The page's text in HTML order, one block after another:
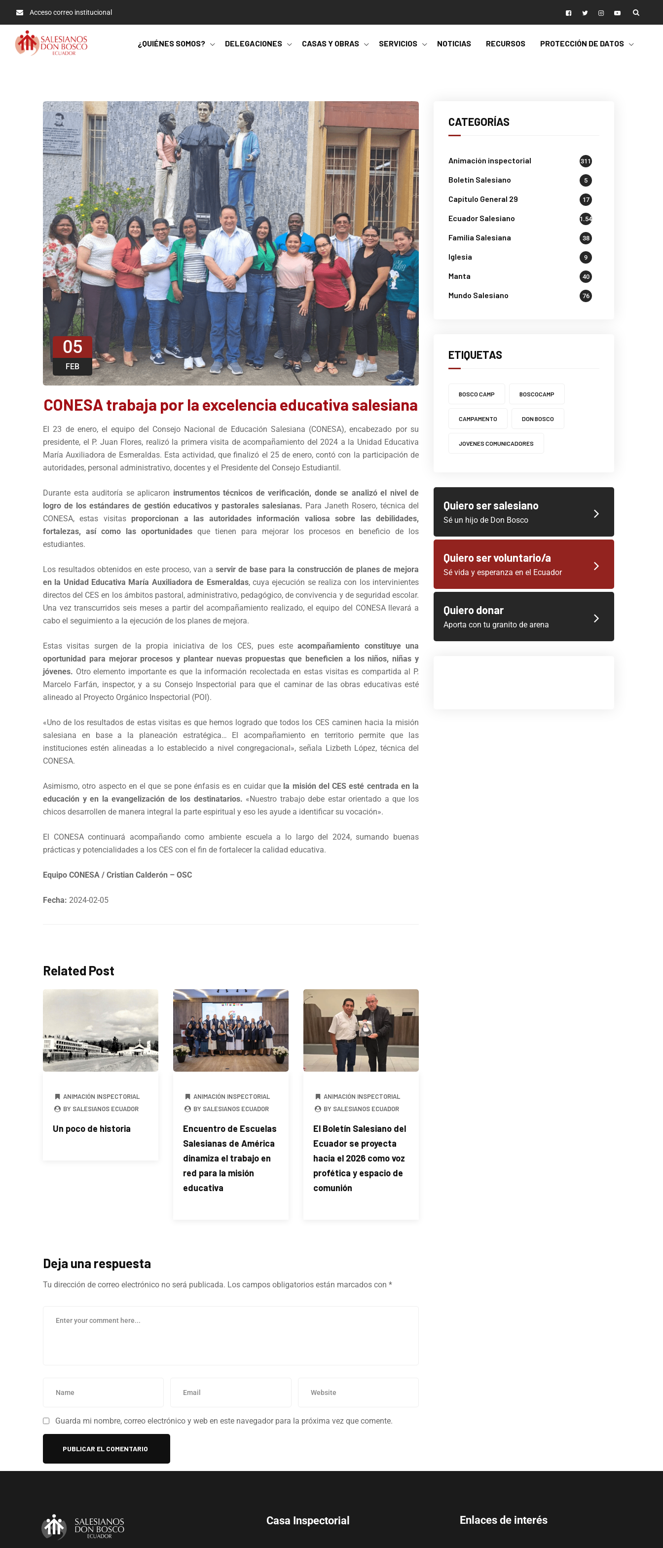
Acceso correo institucional
¿QUIÉNES SOMOS? DELEGACIONES CASAS Y OBRAS SERVICIOS NOTICIAS RECURSOS PROTECCIÓN DE DATOS
05
FEB
CONESA trabaja por la excelencia educativa salesiana
El 23 de enero, el equipo del Consejo Nacional de Educación Salesiana (CONESA), encabezado por su
presidente, el P. Juan Flores, realizó la primera visita de acompañamiento del 2024 a la Unidad Educativa
María Auxiliadora de Esmeraldas. Esta actividad, que finalizó el 25 de enero, contó con la participación de
autoridades, personal administrativo, docentes y el Presidente del Consejo Estudiantil.
Durante esta auditoría se aplicaron instrumentos técnicos de verificación, donde se analizó el nivel de
logro de los estándares de gestión educativos y pastorales salesianas. Para Janeth Rosero, técnica del
CONESA, estas visitas proporcionan a las autoridades información valiosa sobre las debilidades,
fortalezas, así como las oportunidades que tienen para mejorar los procesos en beneficio de los
estudiantes.
Los resultados obtenidos en este proceso, van a servir de base para la construcción de planes de mejora
en la Unidad Educativa María Auxiliadora de Esmeraldas, cuya ejecución se realiza con los intervinientes
directos del CES en los ámbitos pastoral, administrativo, pedagógico, de convivencia y de seguridad escolar.
Una vez transcurridos seis meses a partir del acompañamiento realizado, el equipo del CONESA llevará a
cabo el seguimiento a la ejecución de los planes de mejora.
Estas visitas surgen de la propia iniciativa de los CES, pues esteacompañamiento constituye una
oportunidad para mejorar procesos y plantear nuevas propuestas que beneficien a los niños, niñas y
jóvenes. Otro elemento importante es que la información recolectada en estas visitas es compartida al P.
Marcelo Farfán, inspector, y a su Consejo Inspectorial para que el caminar de las obras educativas esté
alineado al Proyecto Orgánico Inspectorial (POI).
«Uno de los resultados de estas visitas es que hemos logrado que todos los CES caminen hacia la misión
salesiana en base a la planeación estratégica… El acompañamiento en territorio permite que las
instituciones estén alineadas a lo establecido a nivel congregacional», señala Lizbeth López, técnica del
CONESA.
Asimismo, otro aspecto en el que se pone énfasis es en cuidar que la misión del CES esté centrada en la
educación y en la evangelización de los destinatarios. «Nuestro trabajo debe estar orientado a que los
chicos desarrollen de manera integral la parte espiritual y eso les ayude a identificar su vocación».
El CONESA continuará acompañando como ambiente escuela a lo largo del 2024, sumando buenas
prácticas y potencialidades a los CES con el fin de fortalecer la calidad educativa.
Equipo CONESA / Cristian Calderón – OSC
Fecha: 2024-02-05
Related Post
ANIMACIÓN INSPECTORIAL
BY SALESIANOS ECUADOR
Un poco de historia
ANIMACIÓN INSPECTORIAL
BY SALESIANOS ECUADOR
Encuentro de Escuelas
Salesianas de América
dinamiza el trabajo en
red para la misión
educativa
ANIMACIÓN INSPECTORIAL
BY SALESIANOS ECUADOR
El Boletín Salesiano del
Ecuador se proyecta
hacia el 2026 como voz
profética y espacio de
comunión
Deja una respuesta
Tu dirección de correo electrónico no será publicada. Los campos obligatorios están marcados con *
Guarda mi nombre, correo electrónico y web en este navegador para la próxima vez que comente.
CATEGORÍAS
Animación inspectorial 311
Boletin Salesiano 5
Capítulo General 29 17
Ecuador Salesiano 1.541
Familia Salesiana 38
Iglesia 9
Manta 40
Mundo Salesiano 76
ETIQUETAS
BOSCO CAMP BOSCOCAMP
CAMPAMENTO DON BOSCO
JOVENES COMUNICADORES
Quiero ser salesiano
Sé un hijo de Don Bosco
Quiero ser voluntario/a
Sé vida y esperanza en el Ecuador
Quiero donar
Aporta con tu granito de arena
Casa Inspectorial Enlaces de interés